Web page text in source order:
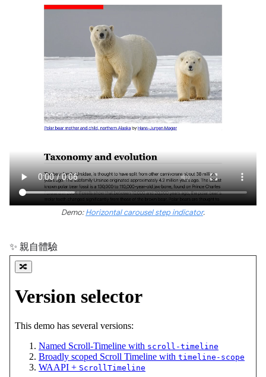
Demo:Horizontal carousel step indicator.
✨ 親自體驗